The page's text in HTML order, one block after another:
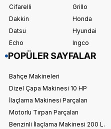
Cifarelli
Dakkin
Datsu
Echo
Grillo
Honda
Hyundai
Ingco
POPÜLER SAYFALAR
Bahçe Makineleri
Dizel Çapa Makinesi 10 HP
İlaçlama Makinesi Parçaları
Motorlu Tırpan Parçaları
Benzinli İlaçlama Makinesi 200 L.